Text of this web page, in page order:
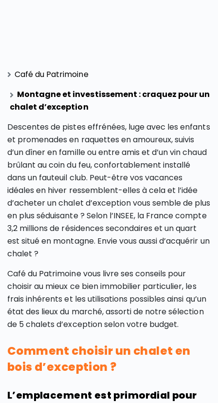
Café du Patrimoine
Montagne et investissement : craquez pour un
chalet d’exception
Descentes de pistes effrénées, luge avec les enfants
et promenades en raquettes en amoureux, suivis
d’un dîner en famille ou entre amis et d’un vin chaud
brûlant au coin du feu, confortablement installé
dans un fauteuil club. Peut-être vos vacances
idéales en hiver ressemblent-elles à cela et l’idée
d’acheter un chalet d’exception vous semble de plus
en plus séduisante ? Selon l’INSEE, la France compte
3,2 millions de résidences secondaires et un quart
est situé en montagne. Envie vous aussi d’acquérir un
chalet ?
Café du Patrimoine vous livre ses conseils pour
choisir au mieux ce bien immobilier particulier, les
frais inhérents et les utilisations possibles ainsi qu’un
état des lieux du marché, assorti de notre sélection
de 5 chalets d’exception selon votre budget.
Comment choisir un chalet en
bois d’exception ?
L’emplacement est primordial pour